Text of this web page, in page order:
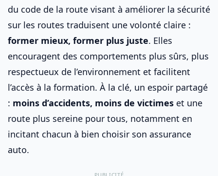
du code de la route visant à améliorer la sécurité
sur les routes traduisent une volonté claire :
former mieux, former plus juste. Elles
encouragent des comportements plus sûrs, plus
respectueux de l’environnement et facilitent
l’accès à la formation. À la clé, un espoir partagé
: moins d’accidents, moins de victimes et une
route plus sereine pour tous, notamment en
incitant chacun à bien choisir son assurance
auto.